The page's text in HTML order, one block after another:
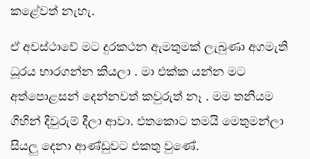
කළේවත් නැහැ.
ඒ අවස්ථාවේ මට දුරකථන ඇමතුමක් ලැබුණා අගමැති
ධූරය භාරගන්න කියලා . මා එක්ක යන්න මට
අත්පොළසන් දෙන්නවත් කවුරුත් නෑ . මම තනියම
ගිහින් දිවුරුම් දීලා ආවා. එතකොට තමයි මෙතුමන්ලා
සියලු දෙනා ආණ්ඩුවට එකතු වුණේ.